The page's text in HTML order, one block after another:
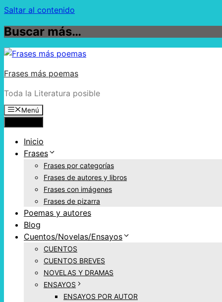
Saltar al contenido
Buscar más…
Frases más poemas
Toda la Literatura posible
Menú
Inicio
Frases
Frases por categorías
Frases de autores y libros
Frases con imágenes
Frases de pizarra
Poemas y autores
Blog
Cuentos/Novelas/Ensayos
CUENTOS
CUENTOS BREVES
NOVELAS Y DRAMAS
ENSAYOS
ENSAYOS POR AUTOR